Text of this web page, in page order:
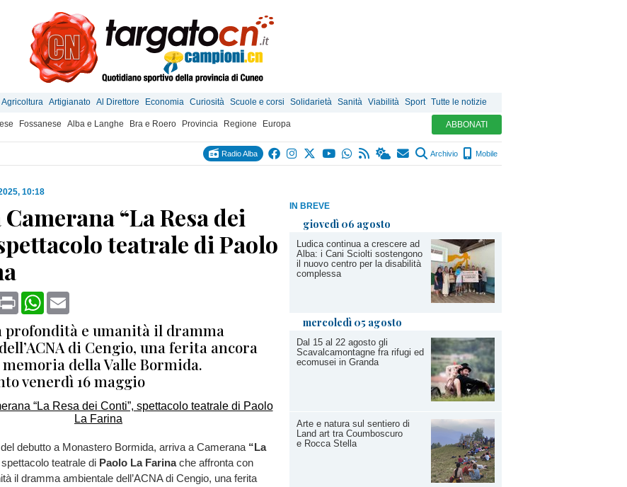
Agricoltura Artigianato Al Direttore Economia Curiosità Scuole e corsi Solidarietà Sanità Viabilità Sport Tutte le notizie
Fossanese Alba e Langhe Bra e Roero Provincia Regione Europa ABBONATI
Radio Alba Archivio Mobile
IN BREVE
giovedì 06 agosto
Ludica continua a crescere ad
Alba: i Cani Sciolti sostengono
il nuovo centro per la disabilità
complessa
mercoledì 05 agosto
Dal 15 al 22 agosto gli
Scavalcamontagne fra rifugi ed
ecomusei in Granda
Arte e natura sul sentiero di
Land art tra Coumboscuro
e Rocca Stella
10:18
“La Resa dei
teatrale di Paolo
Print WhatsApp
profondità e umanità il dramma
di Cengio, una ferita ancora
della Valle Bormida.
venerdì 16 maggio
debutto a Monastero Bormida, arriva a Camerana “La
spettacolo teatrale di Paolo La Farinache affronta con
il dramma ambientale dell’ACNA di Cengio, una ferita